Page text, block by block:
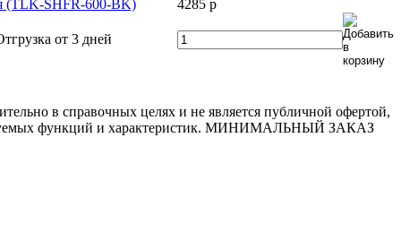
(TLK-SHFR-600-BK) 4285 p
от 3 дней
в справочных целях и не является публичной офертой,
функций и характеристик. МИНИМАЛЬНЫЙ ЗАКАЗ